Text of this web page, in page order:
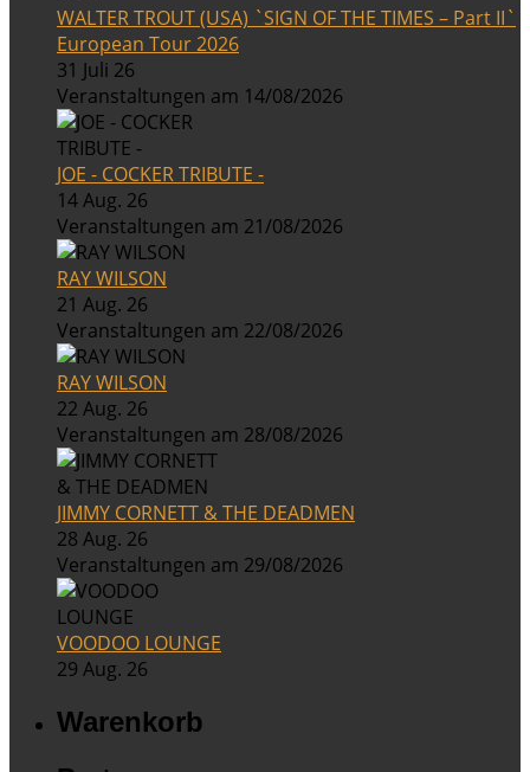
WALTER TROUT (USA) `SIGN OF THE TIMES – Part II`
European Tour 2026
31 Juli 26
Veranstaltungen am 14/08/2026
JOE - COCKER TRIBUTE -
14 Aug. 26
Veranstaltungen am 21/08/2026
RAY WILSON
21 Aug. 26
Veranstaltungen am 22/08/2026
RAY WILSON
22 Aug. 26
Veranstaltungen am 28/08/2026
JIMMY CORNETT & THE DEADMEN
28 Aug. 26
Veranstaltungen am 29/08/2026
VOODOO LOUNGE
29 Aug. 26
Warenkorb